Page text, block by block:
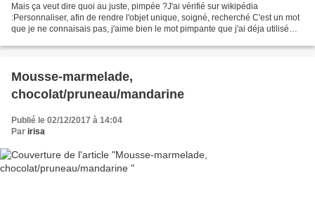
Mais ça veut dire quoi au juste, pimpée ?J'ai vérifié sur wikipédia
:Personnaliser, afin de rendre l'objet unique, soigné, recherché C'est un mot
que je ne connaisais pas, j'aime bien le mot pimpante que j'ai déja utilisé
Mousse-marmelade,
chocolat/pruneau/mandarine
Publié le 02/12/2017 à 14:04
Par irisa